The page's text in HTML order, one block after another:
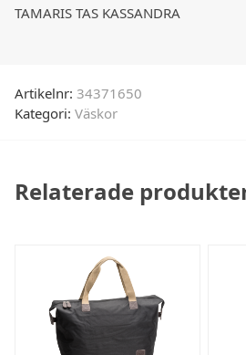
TAMARIS TAS KASSANDRA
Artikelnr: 34371650
Kategori: Väskor
Relaterade